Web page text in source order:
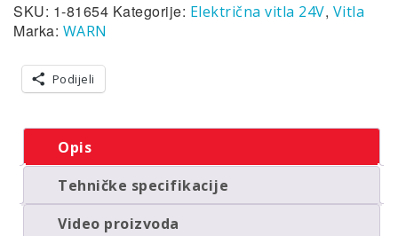
SKU: 1-81654 Kategorije: Električna vitla 24V, Vitla
Marka: WARN
Podijeli
Opis
Tehničke specifikacije
Video proizvoda